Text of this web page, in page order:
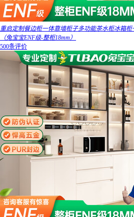
重启定制餐边柜一体靠墙柜子多功能茶水柜冰箱
（兔宝宝ENF级-整柜18mm）
500条评价